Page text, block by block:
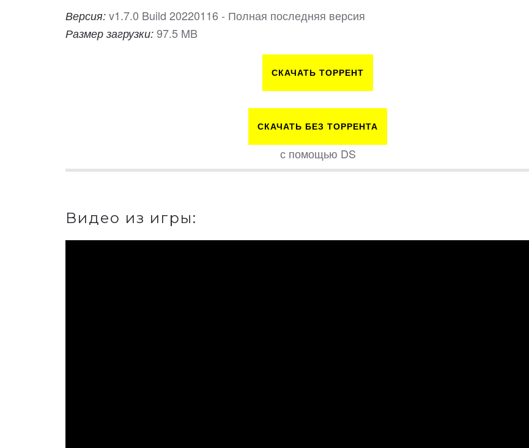
Версия: v1.7.0 Build 20220116 - Полная последняя версия
Размер загрузки: 97.5 MB
СКАЧАТЬ ТОРРЕНТ
СКАЧАТЬ БЕЗ ТОРРЕНТА
с помощью DS
Видео из игры: